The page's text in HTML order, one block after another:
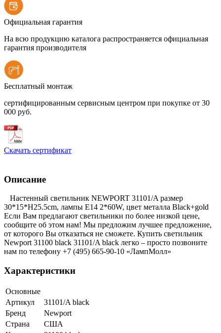
Официальная гарантия
На всю продукцию каталога распространяется официальная
гарантия производителя
Бесплатный монтаж
сертифицированным сервисным центром при покупке от 30
000 руб.
Скачать сертификат
Описание
Настенный светильник NEWPORT 31101/A размер
30*15*H25.5cm, лампы E14 2*60W, цвет металла Black+gold
Если Вам предлагают светильники по более низкой цене,
сообщите об этом нам! Мы предложим лучшее предложение,
от которого Вы отказаться не сможете. Купить светильник
Newport 31100 black 31101/A black легко – просто позвоните
нам по телефону +7 (495) 665-90-10 «ЛампМолл»
Характеристики
Основные
Артикул
31101/A black
Бренд
Newport
Страна
США